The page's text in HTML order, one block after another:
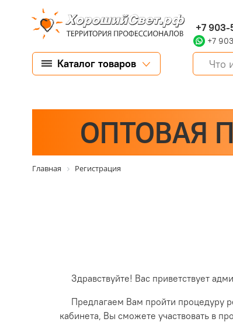
+7 903-
+7
Каталог товаров
ОПТОВАЯ
Главная Регистрация
Здравствуйте! Вас приветствует
Предлагаем Вам пройти процедуру
кабинета, Вы сможете участвовать в